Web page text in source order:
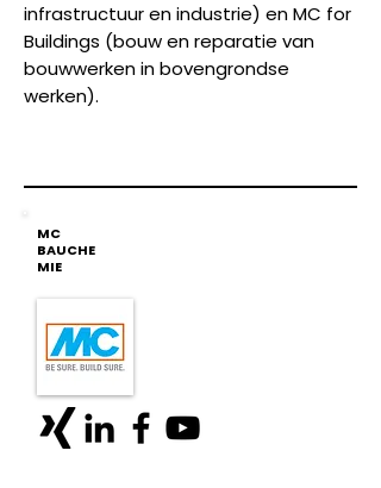
infrastructuur en industrie) en MC for
Buildings (bouw en reparatie van
bouwwerken in bovengrondse
werken).
MC
BAUCHE
MIE